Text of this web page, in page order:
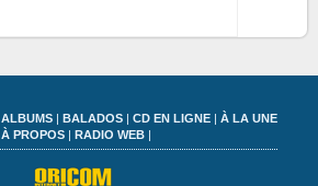
ALBUMS| BALADOS| CD EN LIGNE| À LA UNE
À PROPOS| RADIO WEB|